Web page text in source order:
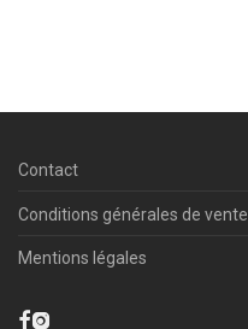
Contact
Conditions générales de vente
Mentions légales